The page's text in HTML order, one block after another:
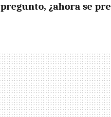
pregunto, ¿ahora se